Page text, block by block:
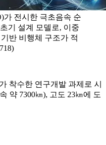
가 전시한 극초음속 순
기 설계 모델로, 이중
반 비행체 구조가 적
착수한 연구개발 과제로 시
약 7300㎞), 고도 23㎞에 도